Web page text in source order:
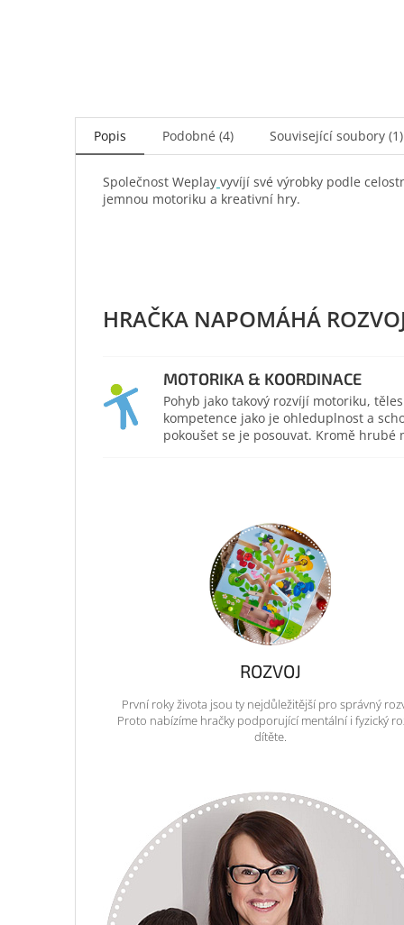
Popis Podobné (4) Související soubory (1)
Společnost Weplay vyvíjí své výrobky podle
jemnou motoriku a kreativní hry.
MOTORIKA & KOORDINACE
Pohyb jako takový rozvíjí motoriku,
kompetence jako je ohleduplnost a
pokoušet se je posouvat. Kromě
ROZVOJ
První roky života jsou ty nejdůležitější pro správný
Proto nabízíme hračky podporující mentální i fyzický
dítěte.